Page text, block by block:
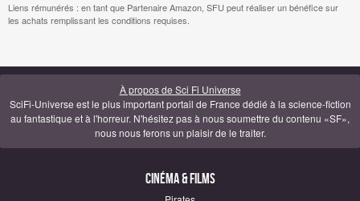
Liens rémunérés : en tant que Partenaire Amazon, SFU peut réaliser un bénéfice sur
les achats remplissant les conditions requises.
À propos de Sci Fi Universe
SciFi-Universe est le plus important portail de France dédié à la science-fiction
au fantastique et à l'horreur. N'hésitez pas à nous soumettre du contenu «SF»,
nous nous ferons un plaisir de le traiter.
Cinéma & Films